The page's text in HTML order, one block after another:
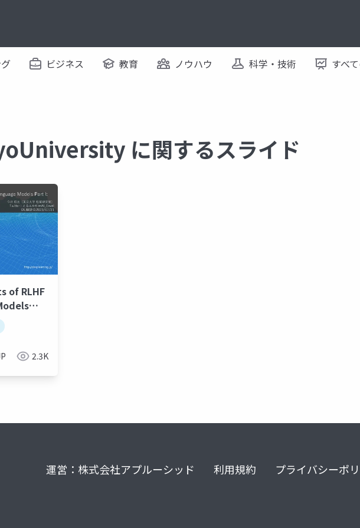
ビジネス 教育 ノウハウ 科学・技術 すべ
に関するスライド
of RLHF
2.3K
運営：株式会社アプルーシッド 利用規約 プライバシーポ